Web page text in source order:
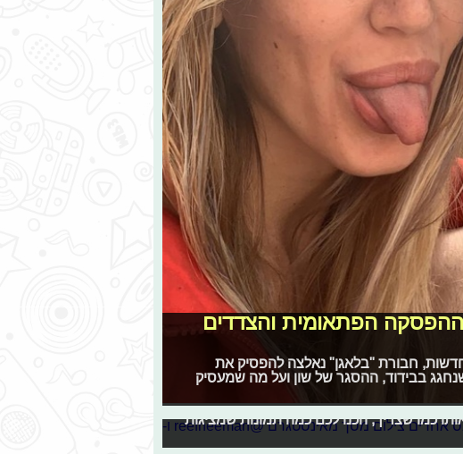
ההפסקה הפתאומית והצדדים
חבורת "בלאגן" נאלצה להפסיק את
בבידוד, ההסגר של שון ועל מה שמעסיק
לסלבס אחרים
כמו שצריך, הכנו לכם כמה תמונות שמציגות
השנה
התוצאות במצעד כוכבי הרשת של פרוגי. מי